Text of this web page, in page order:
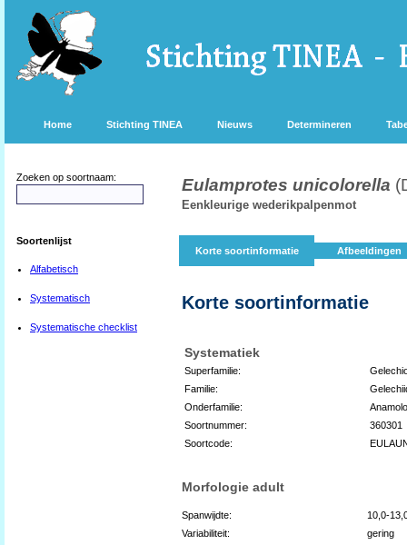
Home Stichting TINEA Nieuws Determineren
Zoeken op soortnaam:
Soortenlijst
Alfabetisch
Systematisch
Systematische checklist
Eulamprotes unicolorella
Eenkleurige wederikpalpenmot
Korte soortinformatie Afbeeldingen
Korte soortinformatie
Systematiek
Superfamilie:
Familie:
Onderfamilie:
Soortnummer:
360301
Soortcode:
Morfologie adult
Spanwijdte:
10,0-
Variabiliteit:
gering